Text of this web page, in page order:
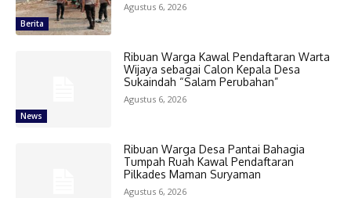
Berita
Agustus 6, 2026
News
Ribuan Warga Kawal Pendaftaran Warta
Wijaya sebagai Calon Kepala Desa
Sukaindah “Salam Perubahan”
Agustus 6, 2026
Ribuan Warga Desa Pantai Bahagia
Tumpah Ruah Kawal Pendaftaran
Pilkades Maman Suryaman
Agustus 6, 2026